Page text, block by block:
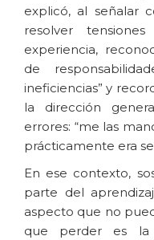
explicó, al señalar
resolver
experiencia,
de
ineficiencias” y
la dirección
errores: “me las
prácticamente era
En ese contexto,
parte del
aspecto que no
que perder es la